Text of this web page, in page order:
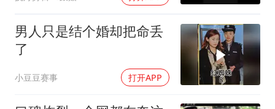
男人只是结个婚却把命丢
了
小豆豆赛事 打开APP